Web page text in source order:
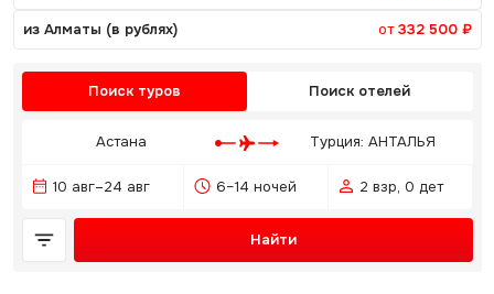
из Алматы (в рублях) от 332 500 ₽
Поиск туров Поиск отелей
Астана Турция: АНТАЛЬЯ
10 авг–24 авг 6–14 ночей 2 взр, 0 дет
Найти